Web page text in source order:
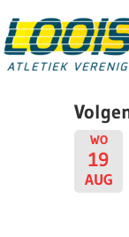
to
content
WO
19
AUG